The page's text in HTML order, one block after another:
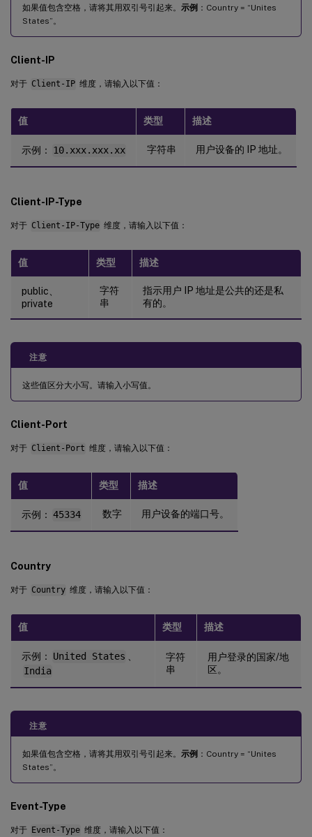
如果值包含空格，请将其用双引号引起来。 示例 ：Country = “Unites
States”。
Client-IP
对于 Client-IP 维度，请输入以下值：
值 类型 描述
示例： 10.xxx.xxx.xx 字符串 用户设备的 IP 地址。
Client-IP-Type
对于 Client-IP-Type 维度，请输入以下值：
值 类型 描述
public、
private
字符
串
指示用户 IP 地址是公共的还是私
有的。
注意
这些值区分大小写。请输入小写值。
Client-Port
对于 Client-Port 维度，请输入以下值：
值 类型 描述
示例： 45334 数字 用户设备的端口号。
Country
对于 Country 维度，请输入以下值：
值 类型 描述
示例： United States 、
India
字符
串
用户登录的国家/地
区。
注意
如果值包含空格，请将其用双引号引起来。 示例 ：Country = “Unites
States”。
Event-Type
对于 Event-Type 维度，请输入以下值：